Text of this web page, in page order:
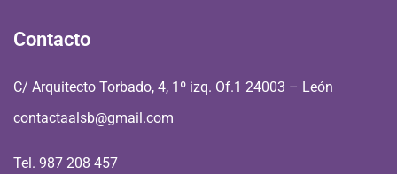
Contacto
C/ Arquitecto Torbado, 4, 1º izq. Of.1 24003 – León
contactaalsb@gmail.com
Tel. 987 208 457